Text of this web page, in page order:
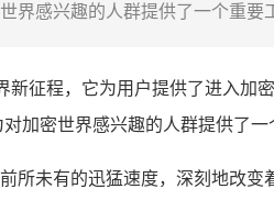
感兴趣的人群提供了一个重要
征程，它为用户提供了进入加
加密世界感兴趣的人群提供了
未有的迅猛速度，深刻地改变